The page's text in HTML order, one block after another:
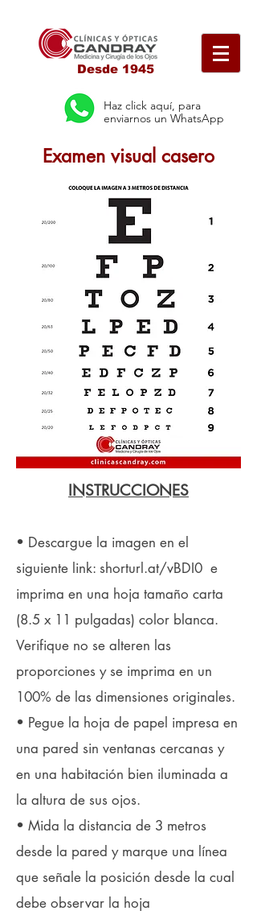
Desde 1945
Haz click aquí, para
enviarnos un WhatsApp
Examen visual casero
INSTRUCCIONES
• Descargue la imagen en el
siguiente link: shorturl.at/vBDI0 e
imprima en una hoja tamaño carta
(8.5 x 11 pulgadas) color blanca.
Verifique no se alteren las
proporciones y se imprima en un
100% de las dimensiones originales.
• Pegue la hoja de papel impresa en
una pared sin ventanas cercanas y
en una habitación bien iluminada a
la altura de sus ojos.
• Mida la distancia de 3 metros
desde la pared y marque una línea
que señale la posición desde la cual
debe observar la hoja